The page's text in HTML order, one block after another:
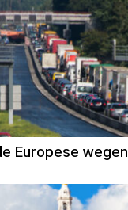
Europese wegen